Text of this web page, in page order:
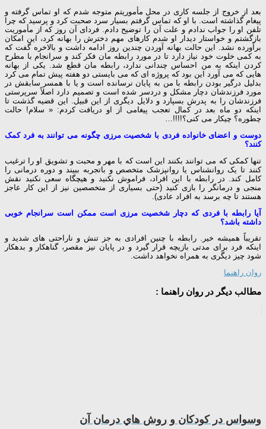
بعد از خروج از جلسه کاری در محل مأموریتم متوجه شدم که او تماس گرفته و
پیغام گذاشته است. با او که تماس گرفتم بسیار سرد صحبت کرد و پرسید که چرا
تلفن او را جواب ندادم و علت آن را توضیح دادم. فردای آن روز که از مأموریت
بازگشتم و خواستار دیدار او شدم کارهای مهم دخترش را بهانه کرد، این امکان
برآورده نشد. این حالت بهانه آوردن چندین روز ادامه داشت و بالاخره گفت که
به کمی خلوت خود نیاز دارد تا در مورد رابطه مان فکر کند و سرانجام با مطرح
کردن اینکه به من احساس چندانی ندارد، رابطه مان قطع شد. یکی از بهانه
هایی که می آورد این بود که پروژه ای که می بایستی دو هفته پیش تمام می کرد
بدلیل درگیر بودن رابطه با من به پایان نرسانده است و یا با همسر سابقش در
مورد فرزندشان دچار مشکل و دردسر شده است و تصمیم دارد اصلاً سرپرستی
فرزندشان را به پدرش بسپارد و دلایل دیگری از این قبیل. این قضیه گذشت تا
اینکه دو ماه بعد در کمال تعجب پیغامی از او دریافت کردم: « سلام! حالت
چطوره؟ چیکار می کنی؟!!!!…
دوست و اعضای خانواده فردی با شخصیت مرزی چگونه می توانند به فرد کمک
کنند؟
تنها کمکی که می توانند بکنند این است که با مهر و محبت و تشویق او را ترغیب
کنند تا یک روانشناس یا روانپزشک متخصص و باتجربه ببیند و دوره درمانی را
کامل کند. در رابطه با این افراد، فراموش نکنید و هیچگاه سعی نکنید نقش
منجی و درمانگر را بازی کنید (حتی بسیاری از متخصصین نیز از این کار عاجز
هستند تا چه برسد به افراد عادی).
آیا رابطه با فردی که دچار شخصیت مرزی است ممکن است سرانجام خوبی
داشته باشد؟
تقریباً همیشه خیر. رابطه با چنین افرادی به جز تنش و ناراحتی های شدید و
اینکه فرد برای مدتی بازیچه قرار گیرد و در پایان نیز مقصر، گناهکار و بدهکار
شود چیز دیگری به همراه نخواهد داشت.
روان راهنما
مطالب دیگر در روان راهنما :
وسواس در كودكان و روش هاي درمان آن